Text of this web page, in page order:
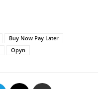
Buy Now Pay Later
Opyn